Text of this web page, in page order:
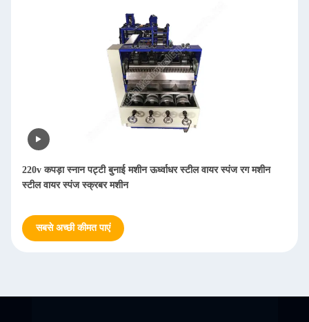
नेट स्कूयर पैड बुनाई मशीन सफाई राजा मशीन स्कूयर बनाने की मशीन स्कूरिंग
पैड बुनाई मशीन
सबसे अच्छी कीमत पाएं